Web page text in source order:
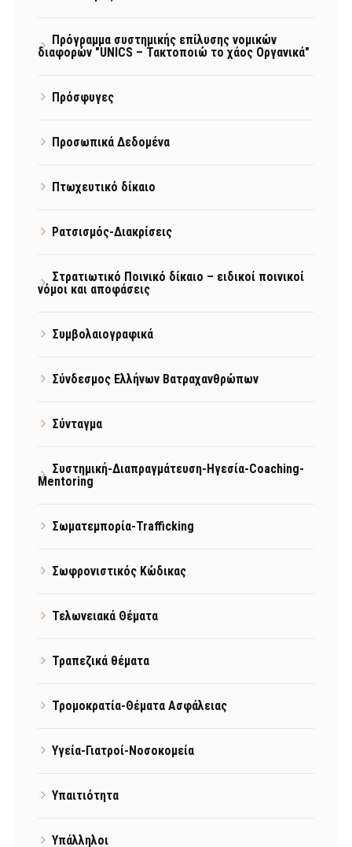
Πρόγραμμα συστημικής επίλυσης νομικών
διαφορών "UNICS – Τακτοποιώ το χάος Οργανικά"
Πρόσφυγες
Προσωπικά Δεδομένα
Πτωχευτικό δίκαιο
Ρατσισμός-Διακρίσεις
Στρατιωτικό Ποινικό δίκαιο – ειδικοί ποινικοί
νόμοι και αποφάσεις
Συμβολαιογραφικά
Σύνδεσμος Ελλήνων Βατραχανθρώπων
Σύνταγμα
Συστημική-Διαπραγμάτευση-Ηγεσία-Coaching-
Mentoring
Σωματεμπορία-Trafficking
Σωφρονιστικός Κώδικας
Τελωνειακά Θέματα
Τραπεζικά θέματα
Τρομοκρατία-Θέματα Ασφάλειας
Υγεία-Γιατροί-Νοσοκομεία
Υπαιτιότητα
Υπάλληλοι